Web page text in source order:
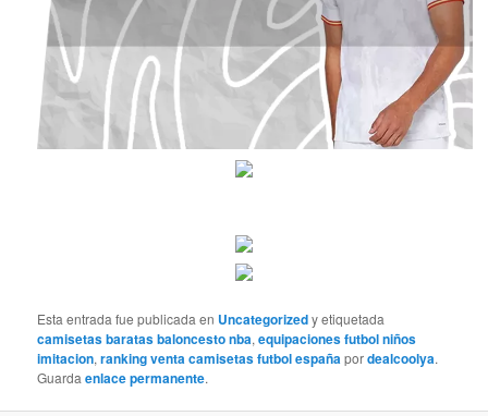
Esta entrada fue publicada en Uncategorizedy etiquetada
camisetas baratas baloncesto nba,equipaciones futbol niños
imitacion,ranking venta camisetas futbol españapordealcoolya.
Guardaenlace permanente.